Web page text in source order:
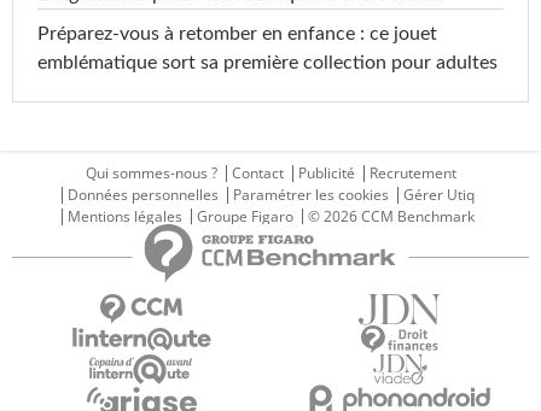
Préparez-vous à retomber en enfance : ce jouet
emblématique sort sa première collection pour adultes
Qui sommes-nous ? Contact Publicité
Recrutement
Données personnelles
Paramétrer les cookies
Gérer Utiq
Mentions légales
Groupe Figaro © 2026 CCM Benchmark